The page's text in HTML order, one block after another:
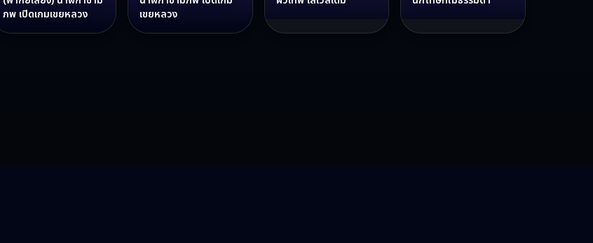
ภพ เปิดเกมเขยหลวง
เขยหลวง